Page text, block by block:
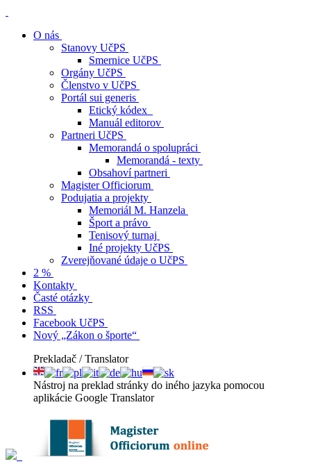
O nás
Stanovy UčPS
Smernice UčPS
Orgány UčPS
Členstvo v UčPS
Portál sui generis
Etický kódex
Manuál editorov
Partneri UčPS
Memorandá o spolupráci
Memorandá - texty
Obsahoví partneri
Magister Officiorum
Podujatia a projekty
Memoriál M. Hanzela
Šport a právo
Tenisový turnaj
Iné projekty UčPS
Zverejňované údaje o UčPS
2 %
Kontakty
Časté otázky
RSS
Facebook UčPS
Nový „Zákon o športe“
Prekladač / Translator
Nástroj na preklad stránky do iného jazyka pomocou
aplikácie Google Translator